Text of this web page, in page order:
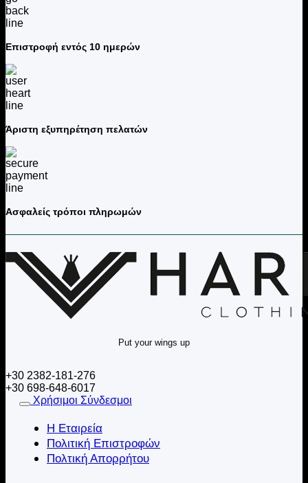
Επιστροφή εντός 10 ημερών
Άριστη εξυπηρέτηση πελατών
Ασφαλείς τρόποι πληρωμών
Put your wings up
+30 2382-181-276
+30 698-648-6017
Χρήσιμοι Σύνδεσμοι
Η Εταιρεία
Πολιτική Επιστροφών
Πολτική Απορρήτου